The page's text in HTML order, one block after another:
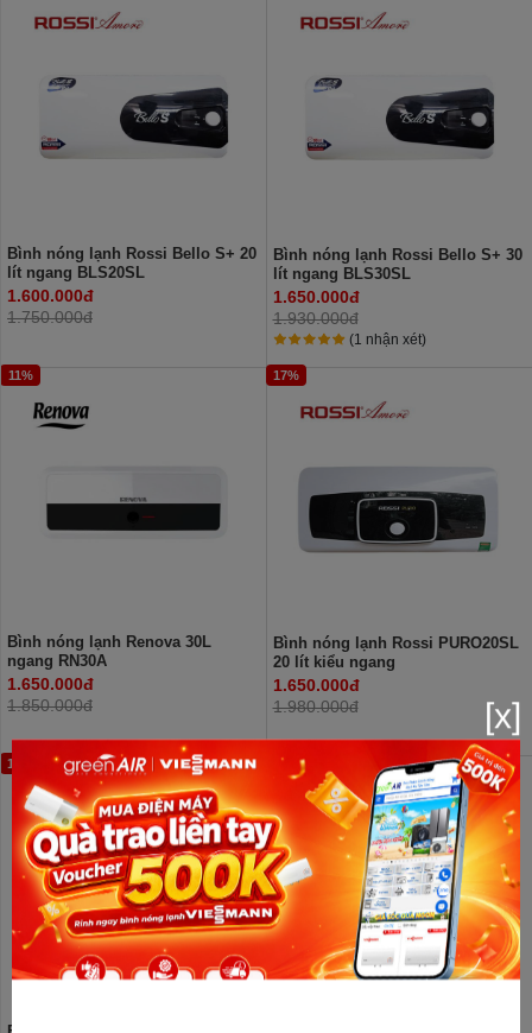
Bình nóng lạnh Rossi Bello S+ 20
lít ngang BLS20SL
1.600.000đ
1.750.000đ
Bình nóng lạnh Rossi Bello S+ 30
lít ngang BLS30SL
1.650.000đ
1.930.000đ
(1 nhận xét)
11%
Bình nóng lạnh Renova 30L
ngang RN30A
1.650.000đ
1.850.000đ
17%
Bình nóng lạnh Rossi PURO20SL
20 lít kiểu ngang
1.650.000đ
1.980.000đ
13% 18%
[x]